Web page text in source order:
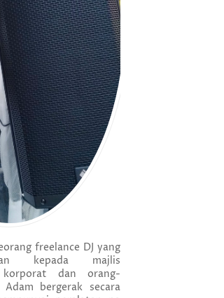
freelance DJ yang
kepada majlis
korporat dan orang-
Adam bergerak secara